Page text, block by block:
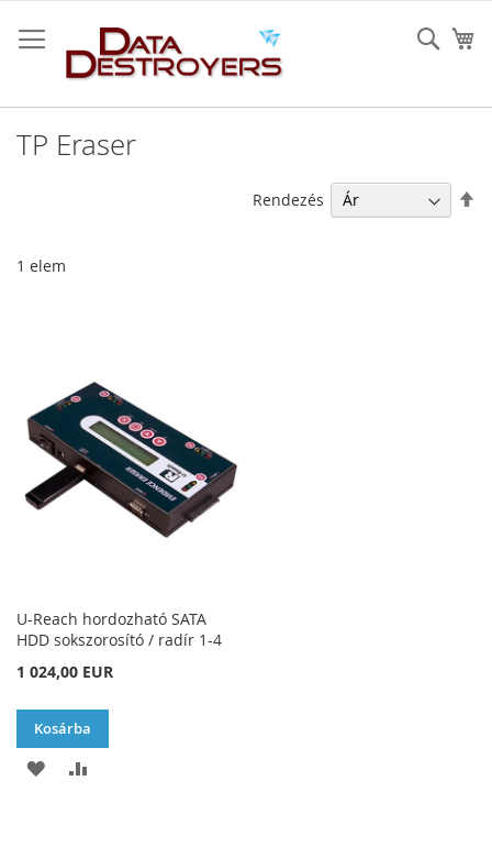
a
tartalomhoz
TP Eraser
1 elem
Rendezés
U-Reach hordozható SATA
HDD sokszorosító / radír 1-4
1 024,00 EUR
Kosárba
HOZZÁADÁS